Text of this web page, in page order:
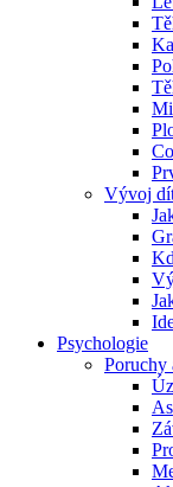
Vývoj
Psychologie
Poruchy